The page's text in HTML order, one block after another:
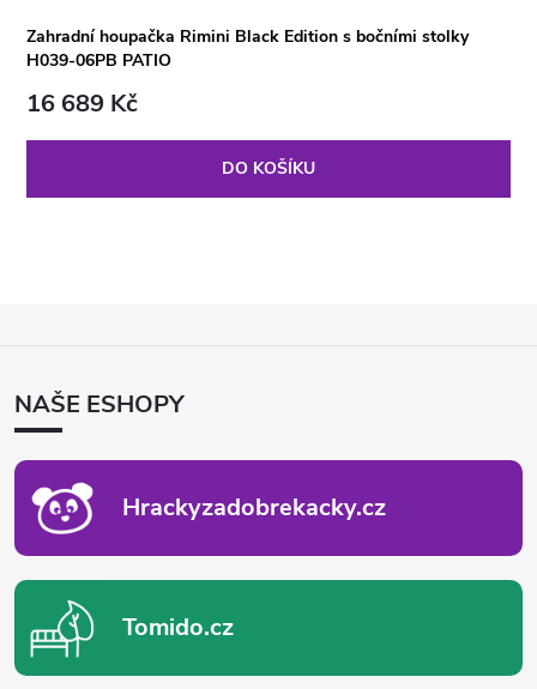
Zahradní houpačka Rimini Black Edition s bočními stolky
H039-06PB PATIO
16 689 Kč
DO KOŠÍKU
ANAŠE ESHOPY
Hrackyzadobrekacky.cz
Tomido.cz